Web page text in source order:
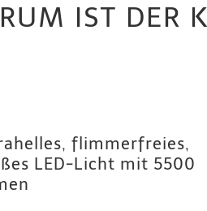
IST DER
flimmerfreies,
LED-Licht mit 5500